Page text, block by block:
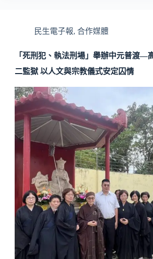
民生電子報, 合作媒體
「死刑犯、執法刑場」舉辦中元普渡—
二監獄 以人文與宗教儀式安定囚情